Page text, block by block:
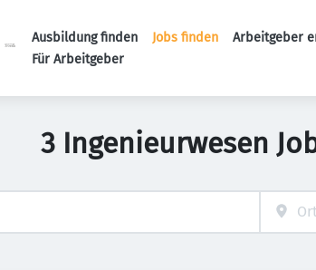
Ausbildung finden Jobs finden Arbeitgeber
Für Arbeitgeber
3 Ingenieurwesen